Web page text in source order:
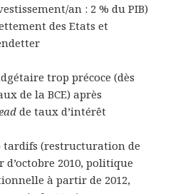
an : 2 % du PIB)
des Etats et
trop précoce (dès
de la BCE) après
de taux d’intérêt
tardifs (restructuration de
2010, politique
à partir de 2012,